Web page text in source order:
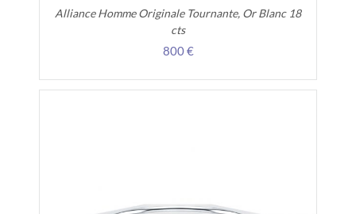
Alliance Homme Originale Tournante, Or Blanc 18
cts
800 €